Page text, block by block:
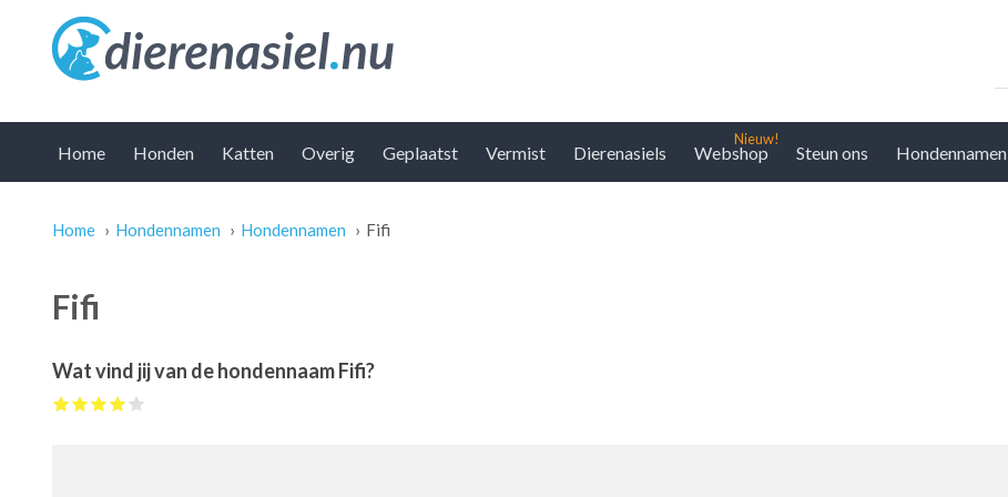
Home Honden Katten Overig Geplaatst Vermist Dierenasiels Webshop Steun ons Hondennamen
U bent hier
Home › Hondennamen › Hondennamen › Fifi
Fifi
Wat vind jij van de hondennaam Fifi?